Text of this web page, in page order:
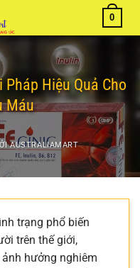
0
Hiệu Quả Cho
Máu
AUSTRALIAMART
trạng phổ biến
trên thế giới,
hưởng nghiêm